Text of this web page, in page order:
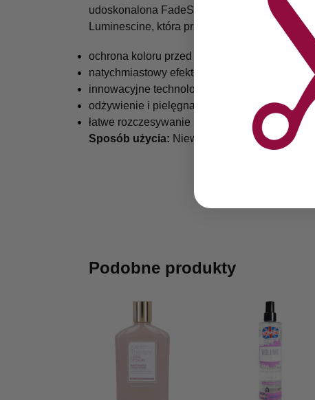
udoskonalona FadeStopFormula redukuje
Luminescine, która przemienia niewidzialne
ochrona koloru przed wypłukiwaniem koloru
natychmiastowy efekt odżywienia
innowacyjne technologie
odżywienie i pielęgnacja
łatwe rozczesywanie
Sposób użycia: Niewielką ilość kosmetyku
Podobne produkty